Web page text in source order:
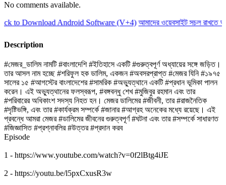
No comments available.
to Download Android Software (V+4) আমাদের ওয়েবসাইট সচল রাখতে
Description
#মেজর_ডালিম নামটি #বাংলাদেশি #ইতিহাসে একটি #গুরুত্বপূর্ণ অধ্যায়ের সঙ্গে জড়িত।
তার আসল নাম হচ্ছে #শরিফুল হক ডালিম, একজন #অবসরপ্রাপ্ত #মেজর যিনি #১৯৭৫
সালের ১৫ #আগস্টের বাংলাদেশের #সামরিক #অভ্যুত্থানে একটি #প্রধান ভূমিকা পালন
করেন। এই অভ্যুত্থানের ফলস্বরূপ, #বঙ্গবন্ধু শেখ #মুজিবুর রহমান এবং তার
#পরিবারের অধিকাংশ সদস্য নিহত হন। মেজর ডালিমের #জীবনী, তার #রাজনৈতিক
#দৃষ্টিভঙ্গি, এবং তার #কার্যক্রম সম্পর্কে #জানার #আগ্রহ অনেকের মধ্যে রয়েছে। এই
প্রবন্ধে আমরা মেজর #ডালিমের জীবনের গুরুত্বপূর্ণ #ঘটনা এবং তার #সম্পর্কে সাধারণত
#জিজ্ঞাসিত #প্রশ্নাবলির #উত্তর #প্রদান করব
Episode
1 - https://www.youtube.com/watch?v=0f2lBtg4iJE
2 - https://youtu.be/l5pxCxusR3w